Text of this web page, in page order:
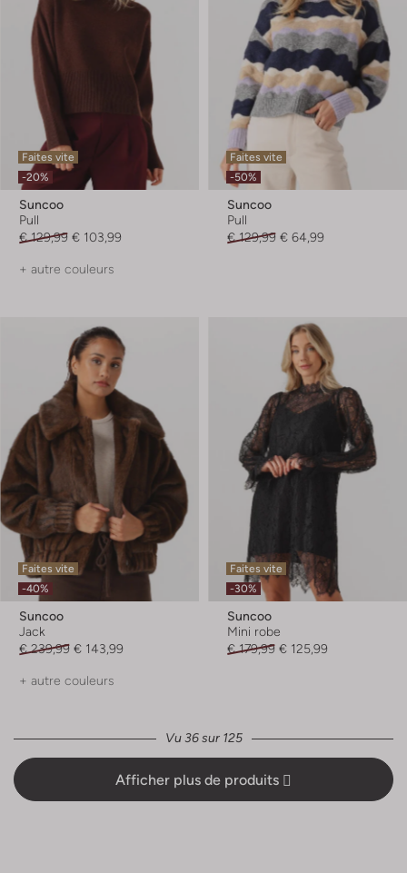
Faites vite
-20%
Suncoo
Pull
€ 129,99 € 103,99
+ autre couleurs
Faites vite
-50%
Suncoo
Pull
€ 129,99 € 64,99
Faites vite
-40%
Suncoo
Jack
€ 239,99 € 143,99
+ autre couleurs
Faites vite
-30%
Suncoo
Mini robe
€ 179,99 € 125,99
Vu 36 sur 125
Afficher plus de produits